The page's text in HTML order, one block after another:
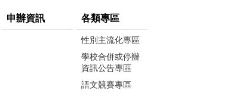
申辦資訊 各類專區
性別主流化專區
學校合併或停辦
資訊公告專區
語文競賽專區